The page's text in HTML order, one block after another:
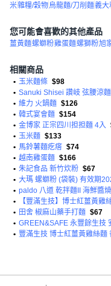
米雜糧/穀物烏龍麵/刀削麵義大
您可能會喜歡的其他產品
薑黃麵螺螄粉雞蛋麵螺獅粉旭
相關商品
• 玉米麵條 $98
• Sanuki Shisei 讚岐 弦腰涼
• 維力 火鍋麵 $126
• 韓式宴會麵 $154
• 金博家 正宗四川担担麵 4入
• 玉米麵 $133
• 馬鈴薯麵疙瘩 $74
• 越南雞蛋麵 $166
• 朱記食品 新竹炊粉 $67
• 大瑪 螺螄粉 (袋裝) 有效期
• paldo 八道 乾拌麵II 海鮮醬
•
【豐滿生技】博士紅薑黃
• 田舍 椒麻山藥手打麵 $67
• GREEN&SAFE 永豐餘生技
• 豐滿生技 博士紅薑黃雞絲麵